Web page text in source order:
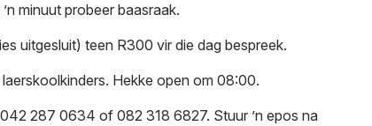
minuut probeer baasraak.
uitgesluit) teen R300 vir die dag bespreek.
Hekke open om 08:00.
287 0634 of 082 318 6827. Stuur ’n epos na